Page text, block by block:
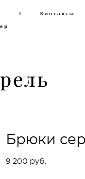
I Контакты
I Контакты
Брюки
9 200 pуб.